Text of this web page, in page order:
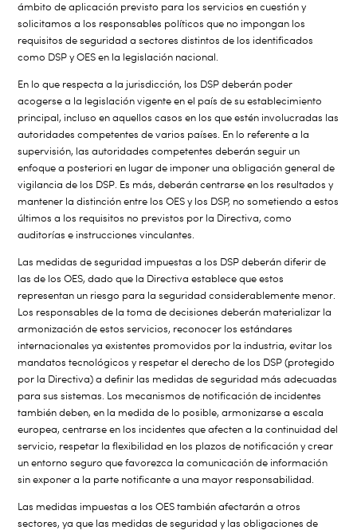
ámbito de aplicación previsto para los servicios en cuestión y
solicitamos a los responsables políticos que no impongan los
requisitos de seguridad a sectores distintos de los identificados
como DSP y OES en la legislación nacional.
En lo que respecta a la jurisdicción, los DSP deberán poder
acogerse a la legislación vigente en el país de su establecimiento
principal, incluso en aquellos casos en los que estén involucradas las
autoridades competentes de varios países. En lo referente a la
supervisión, las autoridades competentes deberán seguir un
enfoque a posteriori en lugar de imponer una obligación general de
vigilancia de los DSP. Es más, deberán centrarse en los resultados y
mantener la distinción entre los OES y los DSP, no sometiendo a estos
últimos a los requisitos no previstos por la Directiva, como
auditorías e instrucciones vinculantes.
Las medidas de seguridad impuestas a los DSP deberán diferir de
las de los OES, dado que la Directiva establece que estos
representan un riesgo para la seguridad considerablemente menor.
Los responsables de la toma de decisiones deberán materializar la
armonización de estos servicios, reconocer los estándares
internacionales ya existentes promovidos por la industria, evitar los
mandatos tecnológicos y respetar el derecho de los DSP (protegido
por la Directiva) a definir las medidas de seguridad más adecuadas
para sus sistemas. Los mecanismos de notificación de incidentes
también deben, en la medida de lo posible, armonizarse a escala
europea, centrarse en los incidentes que afecten a la continuidad del
servicio, respetar la flexibilidad en los plazos de notificación y crear
un entorno seguro que favorezca la comunicación de información
sin exponer a la parte notificante a una mayor responsabilidad.
Las medidas impuestas a los OES también afectarán a otros
sectores, ya que las medidas de seguridad y las obligaciones de